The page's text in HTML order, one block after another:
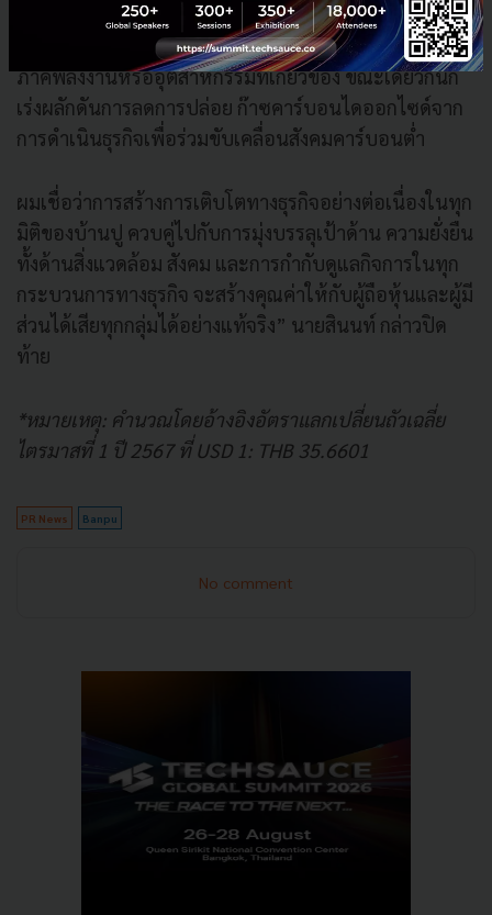
จะให้ผลตอบแทนสูง โดยผสานความแข็งแกร่งทั้งในธุรกิจ
ที่มีอยู่เดิมและธุรกิจใหม่ที่มีศักยภาพในการเติบโตไม่ว่าจะ
ภาคพลังงานหรืออุตสาหกรรมที่เกี่ยวข้อง ขณะเดียวกันก็
เร่งผลักดันการลดการปล่อย ก๊าซคาร์บอนไดออกไซด์จาก
การดำเนินธุรกิจเพื่อร่วมขับเคลื่อนสังคมคาร์บอนต่ำ
ผมเชื่อว่าการสร้างการเติบโตทางธุรกิจอย่างต่อเนื่องในทุก
มิติของบ้านปู ควบคู่ไปกับการมุ่งบรรลุเป้าด้าน ความยั่งยืน
ทั้งด้านสิ่งแวดล้อม สังคม และการกำกับดูแลกิจการในทุก
กระบวนการทางธุรกิจ จะสร้างคุณค่าให้กับผู้ถือหุ้นและผู้มี
ส่วนได้เสียทุกกลุ่มได้อย่างแท้จริง” นายสินนท์ กล่าวปิด
ท้าย
*หมายเหตุ: คำนวณโดยอ้างอิงอัตราแลกเปลี่ยนถัวเฉลี่ย
ไตรมาสที่ 1 ปี 2567 ที่ USD 1: THB 35.6601
PR News Banpu
No comment